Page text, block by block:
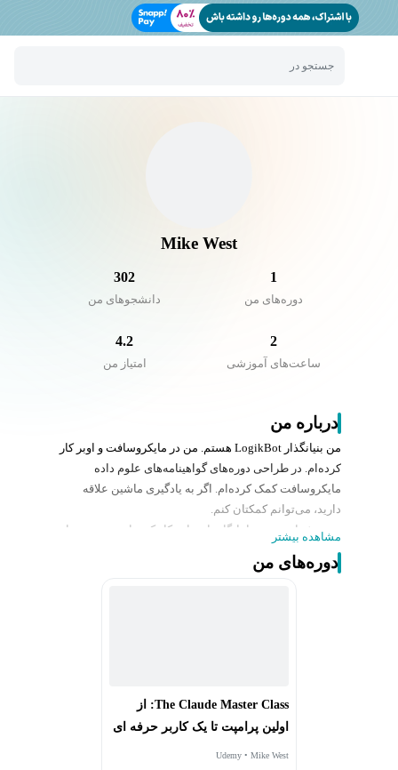
جستجو در
Mike West
1
دوره‌های من
302
دانشجو‌های من
2
ساعت‌های آموزشی
4.2
امتیاز من
درباره من
من بنیانگذار
هستم. من در مایکروسافت و اوبر کار
کرده‌ام. در طراحی دوره‌های گواهینامه‌های علوم داده
مایکروسافت کمک کرده‌ام. اگر به یادگیری ماشین علاقه
دارید، می‌توانم کمکتان کنم.
من بیش از دو دهه با پایگاه‌های داده کار کرده‌ام. من به عنوان
کارمند یا مشاور تمام وقت برای بیش از
کار کرده‌ام یا با آنها مشاوره داده‌ام. در فهرست فورچون
کاربردی روی آورده‌ام. مشتاقم آنچه را که آموخته‌ام به شما
نشان دهم و به شما کمک کنم تا به یکی از مهم‌ترین زمینه‌های
این حوزه وارد شوید .
مشاهده بیشتر
دوره‌های من
The Claude Master Class: از
اولین پرامپت تا یک کاربر حرفه ای
Udemy • Mike West